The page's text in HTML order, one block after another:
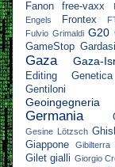
Fanon
free-vaxx
Engels
Frontex
Fulvio Grimaldi G20
GameStop Gardasil
Gaza Gaza-
Editing
Genetica
Gentiloni
Geoingegneria
Germania
Gesine Lötzsch
Giappone
Gibilterra
Gilet gialli Giorgio